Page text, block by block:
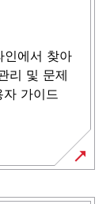
인에서 찾아
리 및 문제
가이드